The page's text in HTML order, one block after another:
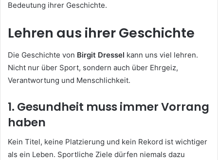
Bedeutung ihrer Geschichte.
Lehren aus ihrer Geschichte
Die Geschichte von Birgit Dressel kann uns viel lehren.
Nicht nur über Sport, sondern auch über Ehrgeiz,
Verantwortung und Menschlichkeit.
1. Gesundheit muss immer Vorrang
haben
Kein Titel, keine Platzierung und kein Rekord ist wichtiger
als ein Leben. Sportliche Ziele dürfen niemals dazu